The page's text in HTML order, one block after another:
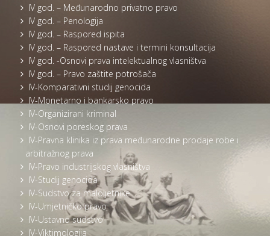
IV god. – Međunarodno privatno pravo
IV god. – Penologija
IV god. – Raspored ispita
IV god. – Raspored nastave i termini konsultacija
IV god. -Osnovi prava intelektualnog vlasništva
IV god. – Pravo zaštite potrošača
IV-Komparativni studij genocida
IV-Monetarno i bankarsko pravo
IV-Organizirani kriminal
IV-Osnovi poreskog prava
IV-Pravna klinika iz prava međunarodne prodaje robe i
arbitražnog prava
IV-Pravo industrijskog vlasništva
IV-Studij genocida
IV-Sudstvo za maloljetnike
IV-Umjetničko pravo
IV-Ustavno sudstvo
IV-Viktimologija